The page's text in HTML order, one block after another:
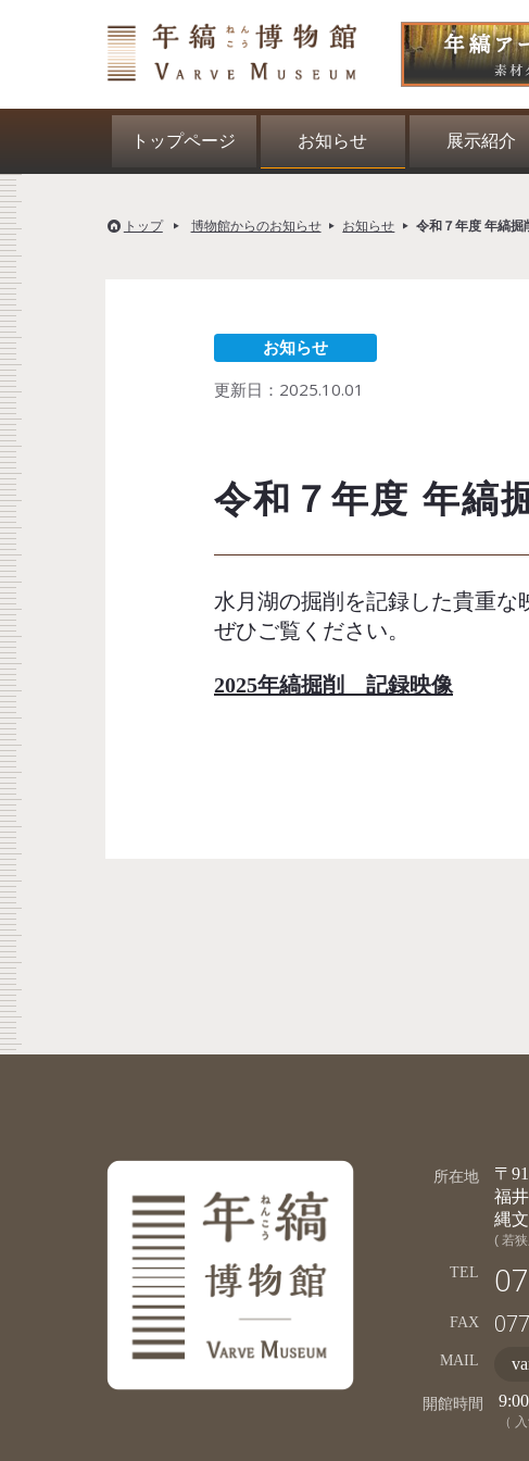
トップページ お知らせ 展示紹介
トップ 博物館からのお知らせ お知らせ 令和７年度 年縞掘
お知らせ
更新日： 2025.10.01
令和７年度 年縞
水月湖の掘削を記録した貴重な
ぜひご覧ください。
2025年縞掘削 記録映像
所在地
〒
福
縄
( 若
TEL
FAX
MAIL
開館時間
（